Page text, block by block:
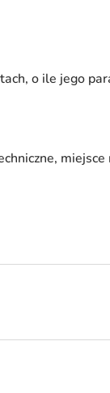
o ile jego